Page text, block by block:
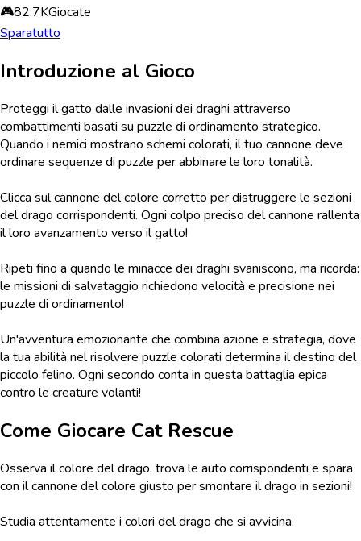
🎮82.7KGiocate
Sparatutto
Introduzione al Gioco
Proteggi il gatto dalle invasioni dei draghi attraverso
combattimenti basati su puzzle di ordinamento strategico.
Quando i nemici mostrano schemi colorati, il tuo cannone deve
ordinare sequenze di puzzle per abbinare le loro tonalità.
Clicca sul cannone del colore corretto per distruggere le sezioni
del drago corrispondenti. Ogni colpo preciso del cannone rallenta
il loro avanzamento verso il gatto!
Ripeti fino a quando le minacce dei draghi svaniscono, ma ricorda:
le missioni di salvataggio richiedono velocità e precisione nei
puzzle di ordinamento!
Un'avventura emozionante che combina azione e strategia, dove
la tua abilità nel risolvere puzzle colorati determina il destino del
piccolo felino. Ogni secondo conta in questa battaglia epica
contro le creature volanti!
Come Giocare Cat Rescue
Osserva il colore del drago, trova le auto corrispondenti e spara
con il cannone del colore giusto per smontare il drago in sezioni!
Studia attentamente i colori del drago che si avvicina.